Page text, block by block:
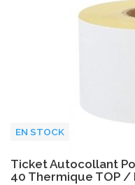
EN STOCK
Ticket Autocollant
40 Thermique TOP /